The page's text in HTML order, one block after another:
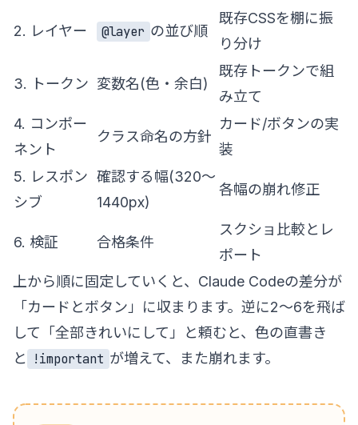
2. レイヤー @layer の並び順
既存CSSを棚に振
り分け
3. トークン 変数名(色・余白)
既存トークンで組
み立て
4. コンポー
ネント
クラス命名の方針
カード/ボタンの実
装
5. レスポン
シブ
確認する幅(320〜
1440px)
各幅の崩れ修正
6. 検証 合格条件
スクショ比較とレ
ポート
上から順に固定していくと、Claude Codeの差分が
「カードとボタン」に収まります。逆に2〜6を飛ば
して「全部きれいにして」と頼むと、色の直書き
と
!important が増えて、また崩れます。